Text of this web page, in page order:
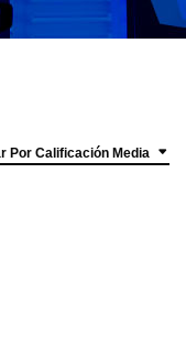
Por Calificación Media